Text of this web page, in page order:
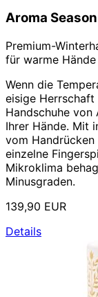
Aroma
Premium-
für warme
Wenn die
eisige
Handschuhe von
Ihrer Hände. Mit
vom
einzelne
Mikroklima
Minusgraden.
139,90 EUR
Details